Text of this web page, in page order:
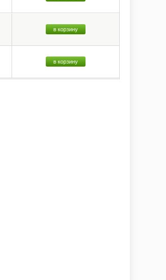
в корзину
в корзину